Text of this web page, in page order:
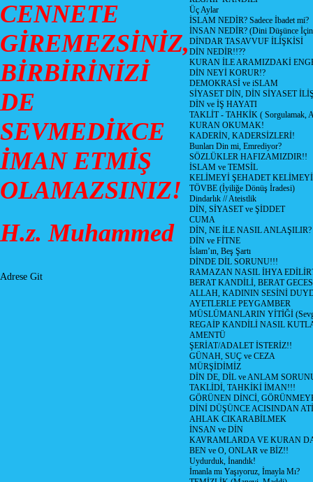
CENNETE
GİREMEZSİNİZ,
BİRBİRİNİZİ
DE
SEVMEDİKCE
İMAN ETMİŞ
OLAMAZSINIZ!
H.z. Muhammed
Adrese Git
Üç Aylar
İSLAM NEDİR? Sadece İbadet mi?
İNSAN NEDİR? (Dini Düşünce
DİNDAR TASAVVUF İLİŞKİSİ
DİN NEDİR!!??
KURAN İLE ARAMIZDAKİ
DİN NEYİ KORUR!?
DEMOKRASİ ve iSLAM
SİYASET DİN, DİN SİYASET
DİN ve İŞ HAYATI
TAKLİT - TAHKİK ( Sorgulamak,
KURAN OKUMAK!
KADERİN, KADERSİZLERİ!
Bunları Din mi, Emrediyor?
SÖZLÜKLER HAFIZAMIZDIR!!
İSLAM ve TEMSİL
KELİMEYİ ŞEHADET
TÖVBE (İyiliğe Dönüş İradesi)
Dindarlık // Ateistlik
DİN, SİYASET ve ŞİDDET
CUMA
DİN, NE İLE NASIL ANLAŞILIR?
DİN ve FİTNE
İslam’ın, Beş Şartı
DİNDE DİL SORUNU!!!
RAMAZAN NASIL İHYA
BERAT KANDİLİ, BERAT
ALLAH, KADININ SESİNİ
AYETLERLE PEYGAMBER
MÜSLÜMANLARIN YİTİĞİ
REGAİP KANDİLİ NASIL
AMENTÜ
ŞERİAT/ADALET İSTERİZ!!
GÜNAH, SUÇ ve CEZA
MÜRŞİDİMİZ
DİN DE, DİL ve ANLAM
TAKLİDİ, TAHKİKİ İMAN!!!
GÖRÜNEN DİNCİ,
DİNİ DÜŞÜNCE ACISINDAN ATİ
AHLAK CIKARABİLMEK
İNSAN ve DİN
KAVRAMLARDA VE KURAN
BEN ve O, ONLAR ve BİZ!!
Uydurduk, İnandık!
İmanla mı Yaşıyoruz, İmayla Mı?